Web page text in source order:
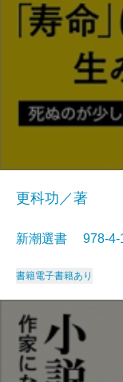
更科功／著
新潮選書 978-
書籍電子書籍あり